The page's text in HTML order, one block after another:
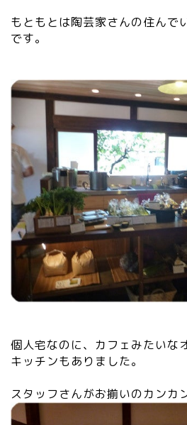
もともとは陶芸家さんの住んで
です。
個人宅なのに、カフェみたいな
キッチンもありました。
スタッフさんがお揃いのカンカ